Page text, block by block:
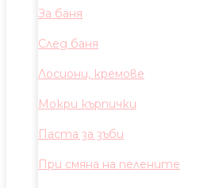
За баня
След баня
Лосиони, кремове
Мокри кърпички
Паста за зъби
При смяна на пелените